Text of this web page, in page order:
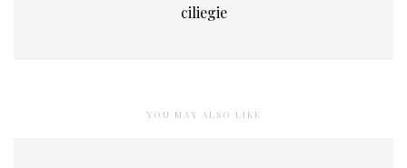
ciliegie
YOU MAY ALSO LIKE